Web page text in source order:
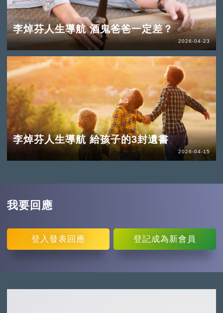
李焯芬人生導航 酒鬼爸爸一定差？
2026-04-23
李焯芬人生導航 給孩子的3封遺書
2026-04-15
我要回應
登入 發表回應 登記成為新會員